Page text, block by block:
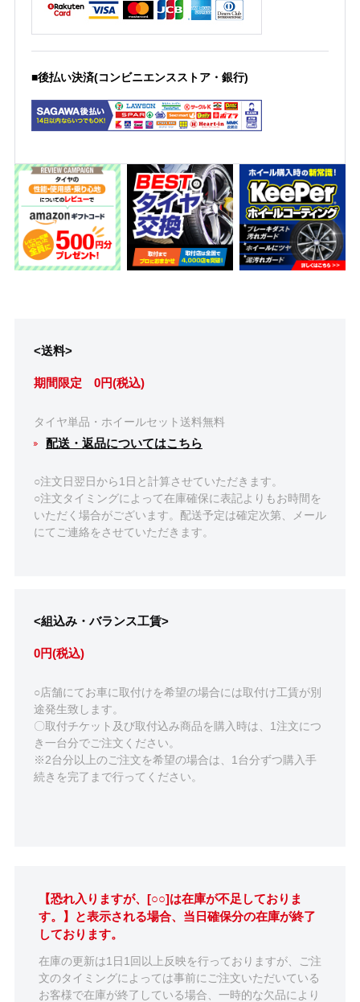
■後払い決済(コンビニエンスストア・銀行)
<送料>
期間限定 0円(税込)
タイヤ単品・ホイールセット送料無料
配送・返品についてはこちら
○注文日翌日から1日と計算させていただきます。
○注文タイミングによって在庫確保に表記よりもお時間を
いただく場合がございます。配送予定は確定次第、メール
にてご連絡をさせていただきます。
<組込み・バランス工賃>
0円(税込)
○店舗にてお車に取付けを希望の場合には取付け工賃が別
途発生致します。
〇取付チケット及び取付込み商品を購入時は、1注文につ
き一台分でご注文ください。
※2台分以上のご注文を希望の場合は、1台分ずつ購入手
続きを完了まで行ってください。
【恐れ入りますが、[○○]は在庫が不足しておりま
す。】と表示される場合、当日確保分の在庫が終了
しております。
在庫の更新は1日1回以上反映を行っておりますが、ご注
文のタイミングによっては事前にご注文いただいている
お客様で在庫が終了している場合、一時的な欠品により